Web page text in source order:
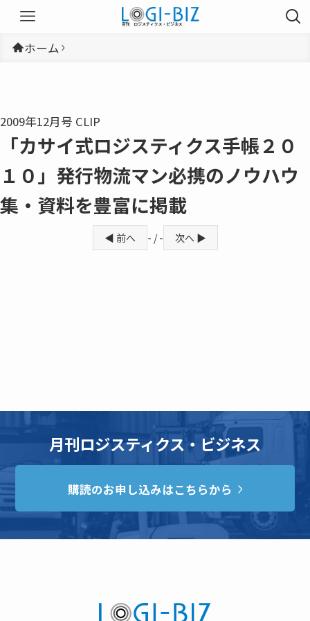
ホーム
2009年12月号 CLIP
「カサイ式ロジスティクス手帳２０
１０」発行物流マン必携のノウハウ
集・資料を豊富に掲載
◀ 前へ - / - 次へ ▶
月刊ロジスティクス・ビジネス
購読のお申し込みはこちらから